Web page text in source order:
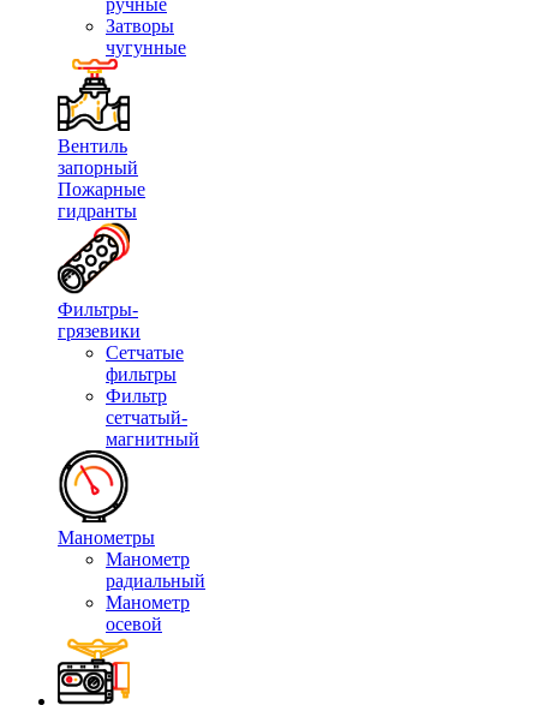
ручные
Затворы
чугунные
Вентиль
запорный
Пожарные
гидранты
Фильтры-
грязевики
Сетчатые
фильтры
Фильтр
сетчатый-
магнитный
Манометры
Манометр
радиальный
Манометр
осевой